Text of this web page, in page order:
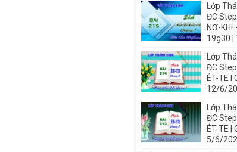
Lớp
ĐC
NƠ-
19g30
Lớp
ĐC
ÉT-TE I
12/6/
Lớp
ĐC
ÉT-TE |
5/6/